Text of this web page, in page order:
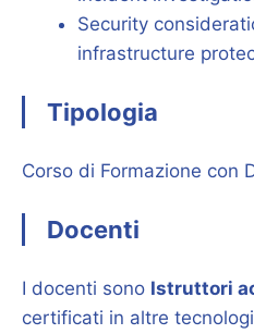
Security
infrastructure
Tipologia
Corso di Formazione con
Docenti
I docenti sono Istruttori
certificati in altre